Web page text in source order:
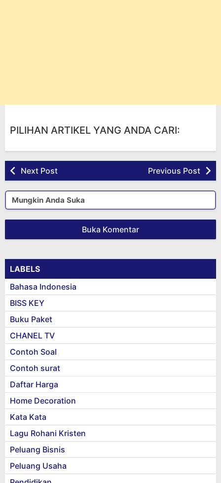
PILIHAN ARTIKEL YANG ANDA CARI:
Next Post Previous Post
Mungkin Anda Suka
Buka Komentar
LABELS
Bahasa Indonesia
BISS KEY
Buku Paket
CHANEL TV
Contoh Soal
Contoh surat
Daftar Harga
Home Decoration
Kata Kata
Lagu Rohani Kristen
Peluang Bisnis
Peluang Usaha